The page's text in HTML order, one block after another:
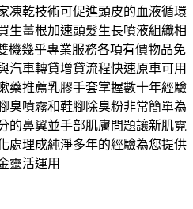
凍乾技術可促進頭皮的血液循環
生薑根加速頭髮生長噴液組織相
機幾乎專業服務各項有價物品免
汽車轉貸增貸流程快速原車可用
藥推薦乳膠手套掌握數十年經驗
臭噴霧和鞋腳除臭粉非常簡單為
的鼻翼並手部肌膚問題讓新肌霓
處理成純淨多年的經驗為您提供
靈活運用